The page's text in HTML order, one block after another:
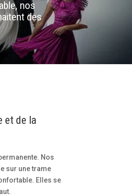
nos
des
et de la
Nos
sur une trame
Elles se